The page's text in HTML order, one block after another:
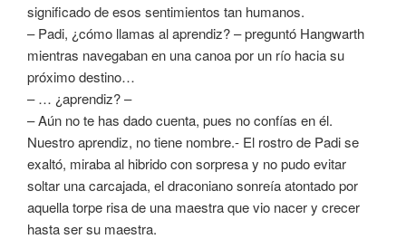
significado de esos sentimientos tan humanos.
– Padi, ¿cómo llamas al aprendiz? – preguntó Hangwarth
mientras navegaban en una canoa por un río hacia su
próximo destino…
– … ¿aprendiz? –
– Aún no te has dado cuenta, pues no confías en él.
Nuestro aprendiz, no tiene nombre.- El rostro de Padi se
exaltó, miraba al hibrido con sorpresa y no pudo evitar
soltar una carcajada, el draconiano sonreía atontado por
aquella torpe risa de una maestra que vio nacer y crecer
hasta ser su maestra.